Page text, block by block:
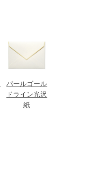
パールゴール
ドライン光沢
紙